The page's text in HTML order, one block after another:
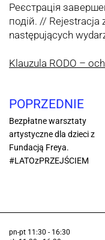
Реєстрація
подій. // Rejestracja
następujących
Klauzula RODO –
POPRZEDNIE
Bezpłatne warsztaty
artystyczne dla dzieci z
Fundacją Freya.
#LATOzPRZEJŚCIEM
pn-pt 11:30 - 16:30